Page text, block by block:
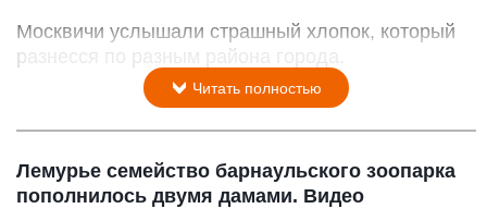
Москвичи услышали страшный хлопок, который
разнесся по разным района города.
Читать полностью
Лемурье семейство барнаульского зоопарка
пополнилось двумя дамами. Видео